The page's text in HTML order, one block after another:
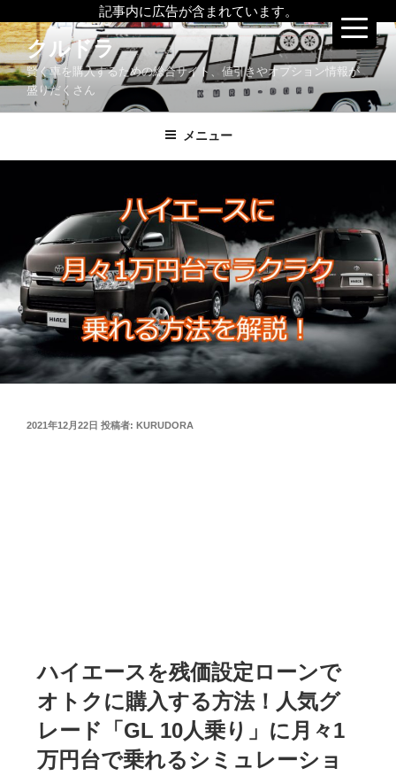
記事内に広告が含まれています。
コ
ン
テ
ツ
ス
クルドラ
賢く車を購入するための総合サイト、値引きやオプション情報が
盛りだくさん
メニュー
投
2021年12月22日 投稿者: KURUDORA
ハイエースを残価設定ローンで
オトクに購入する方法！人気グ
レード「GL 10人乗り」に月々1
万円台で乗れるシミュレーショ